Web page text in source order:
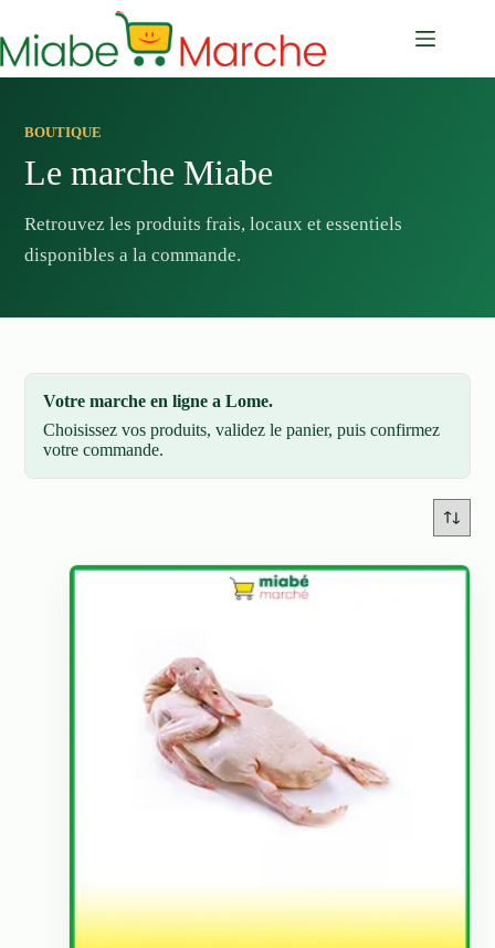
contenu
BOUTIQUE
Le marche Miabe
Retrouvez les produits frais, locaux et essentiels
disponibles a la commande.
Votre marche en ligne a Lome.
Choisissez vos produits, validez le panier, puis confirmez
votre commande.